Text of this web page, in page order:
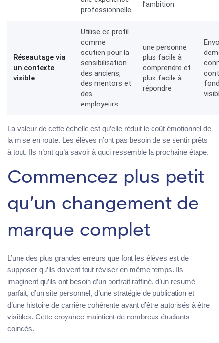
professionnelle
l’ambition
Réseautage via
un contexte
visible
Utilise ce profil
comme
soutien pour la
sensibilisation
des anciens,
des mentors et
des
employeurs
une personne
plus facile à
comprendre et
plus facile à
répondre
La valeur de cette échelle est qu’elle réduit le coût émotionnel de
la mise en route. Les élèves n’ont pas besoin de se sentir prêts
à tout. Ils n’ont qu’à savoir à quoi ressemble la prochaine étape.
Commencez plus petit
qu’un changement de
marque complet
L’une des plus grandes erreurs que font les élèves est de
supposer qu’ils doivent tout réviser en même temps. Ils
imaginent qu’ils ont besoin d’un portrait raffiné, d’un résumé
parfait, d’un site personnel, d’une stratégie de publication et
d’une histoire de carrière cohérente avant d’être autorisés à être
visibles. Cette croyance maintient de nombreux étudiants
coincés.